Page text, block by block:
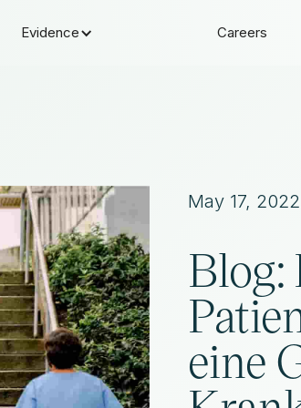
Evidence Careers
May 17, 2022
Blog:
eine